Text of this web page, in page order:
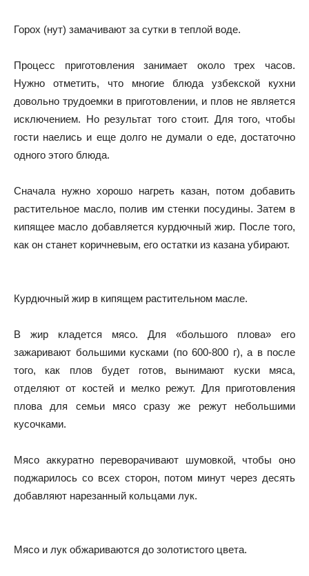
Горох (нут) замачивают за сутки в теплой воде.
Процесс приготовления занимает около трех часов.
Нужно отметить, что многие блюда узбекской кухни
довольно трудоемки в приготовлении, и плов не является
исключением. Но результат того стоит. Для того, чтобы
гости наелись и еще долго не думали о еде, достаточно
одного этого блюда.
Сначала нужно хорошо нагреть казан, потом добавить
растительное масло, полив им стенки посудины. Затем в
кипящее масло добавляется курдючный жир. После того,
как он станет коричневым, его остатки из казана убирают.
Курдючный жир в кипящем растительном масле.
В жир кладется мясо. Для «большого плова» его
зажаривают большими кусками (по 600-800 г), а в после
того, как плов будет готов, вынимают куски мяса,
отделяют от костей и мелко режут. Для приготовления
плова для семьи мясо сразу же режут небольшими
кусочками.
Мясо аккуратно переворачивают шумовкой, чтобы оно
поджарилось со всех сторон, потом минут через десять
добавляют нарезанный кольцами лук.
Мясо и лук обжариваются до золотистого цвета.